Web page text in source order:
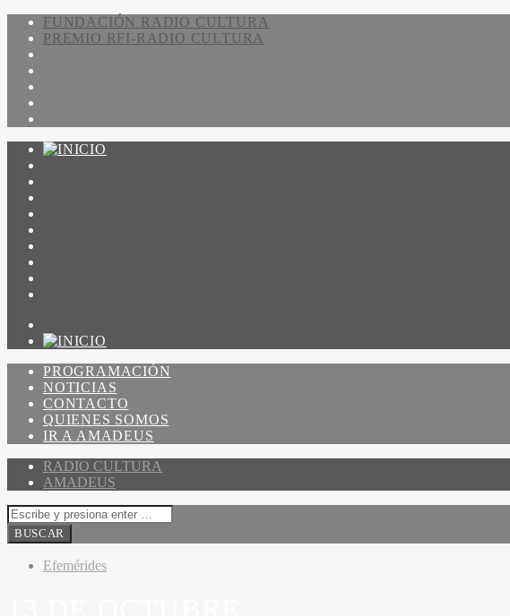
FUNDACIÓN RADIO CULTURA
PREMIO RFI-RADIO CULTURA
PROGRAMACIÓN
NOTICIAS
CONTACTO
QUIENES SOMOS
IR A AMADEUS
RADIO CULTURA
AMADEUS
Efemérides